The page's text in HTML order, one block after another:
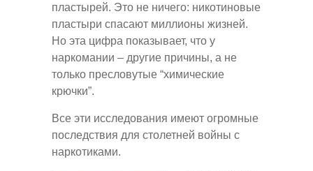
пластырей. Это не ничего: никотиновые
пластыри спасают миллионы жизней.
Но эта цифра показывает, что у
наркомании – другие причины, а не
только пресловутые “химические
крючки”.
Все эти исследования имеют огромные
последствия для столетней войны с
наркотиками.